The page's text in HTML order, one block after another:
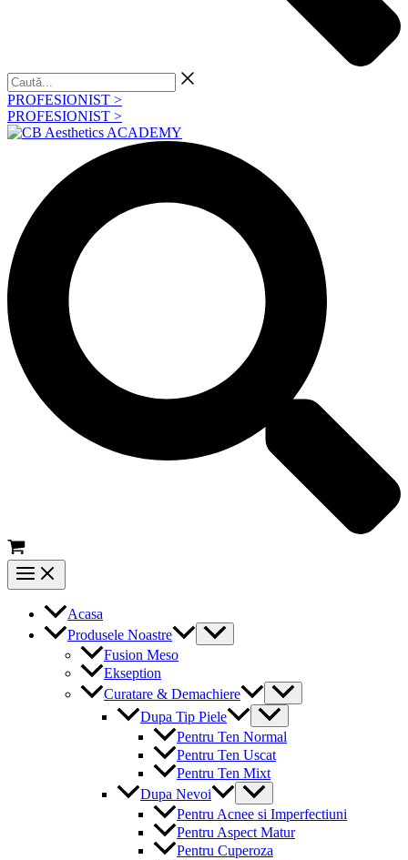
Caută...
PROFESIONIST >
PROFESIONIST >
Main
Menu
Acasa
Produsele Noastre
Menu
Toggle
Fusion Meso
Ekseption
Curatare & Demachiere
Menu
Toggle
Dupa Tip Piele
Menu
Toggle
Pentru Ten Normal
Pentru Ten Uscat
Pentru Ten Mixt
Dupa Nevoi
Menu
Toggle
Pentru Acnee si Imperfectiuni
Pentru Aspect Matur
Pentru Cuperoza